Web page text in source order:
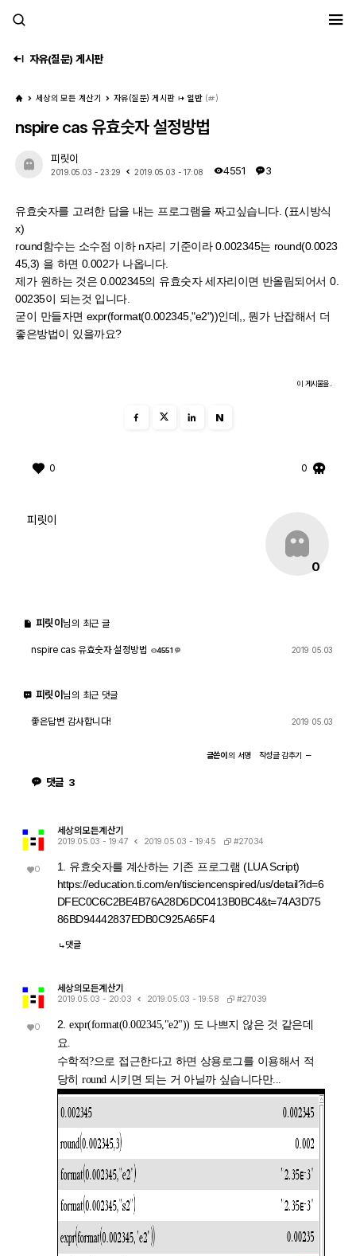
자유(질문) 게시판
세상의 모든 계산기 자유(질문) 게시판 일반 ( )
nspire cas 유효숫자 설정방법
피릿이
2019.05.03 - 23:29 2019.05.03 - 17:08 4551 3
유효숫자를 고려한 답을 내는 프로그램을 짜고싶습니다. (표시방식
x)
round함수는 소수점 이하 n자리 기준이라 0.002345는 round(0.0023
45,3) 을 하면 0.002가 나옵니다.
제가 원하는 것은 0.002345의 유효숫자 세자리이면 반올림되어서 0.
00235이 되는것 입니다.
굳이 만들자면 expr(format(0.002345,"e2"))인데,, 뭔가 난잡해서 더
좋은방법이 있을까요?
이 게시물을..
N
0 0
0
피릿이
피릿이 님의 최근 글
nspire cas 유효숫자 설정방법
4551
2019 05.03
피릿이 님의 최근 댓글
좋은답변 감사합니다! 2019 05.03
글쓴이의 서명 작성글감추기
댓글 3
0
세상의모든계산기
2019.05.03 - 19:47 2019.05.03 - 19:45 #27034
1. 유효숫자를 계산하는 기존 프로그램 (LUA Script)
https://education.ti.com/en/tisciencenspired/us/detail?id=6
DFEC0C6C2BE4B76A28D6DC0413B0BC4&t=74A3D75
86BD94442837EDB0C925A65F4
댓글
0
세상의모든계산기
2019.05.03 - 20:03 2019.05.03 - 19:58 #27039
2.expr(format(0.002345,"e2")) 도 나쁘지 않은 것 같은데
요.
수학적?으로 접근한다고 하면 상용로그를 이용해서 적
당히 round 시키면 되는 거 아닐까 싶습니다만...